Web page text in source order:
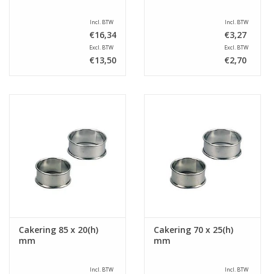
Incl. BTW
€16,34
Excl. BTW
€13,50
Incl. BTW
€3,27
Excl. BTW
€2,70
Cakering 85 x 20(h)
mm
Incl. BTW
Cakering 70 x 25(h)
mm
Incl. BTW